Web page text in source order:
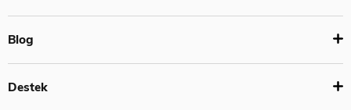
Blog
Destek